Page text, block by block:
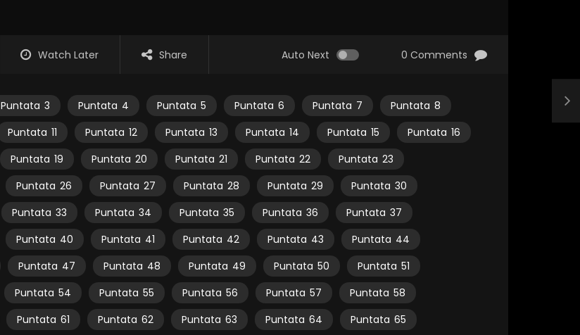
Watch Later Share Auto Next 0 Comments
Puntata 3 Puntata 4 Puntata 5 Puntata 6 Puntata 7 Puntata 8
Puntata 11 Puntata 12 Puntata 13 Puntata 14 Puntata 15 Puntata 16
Puntata 19 Puntata 20 Puntata 21 Puntata 22 Puntata 23
Puntata 26 Puntata 27 Puntata 28 Puntata 29 Puntata 30
Puntata 33 Puntata 34 Puntata 35 Puntata 36 Puntata 37
Puntata 40 Puntata 41 Puntata 42 Puntata 43 Puntata 44
Puntata 47 Puntata 48 Puntata 49 Puntata 50 Puntata 51
Puntata 54 Puntata 55 Puntata 56 Puntata 57 Puntata 58
Puntata 61 Puntata 62 Puntata 63 Puntata 64 Puntata 65